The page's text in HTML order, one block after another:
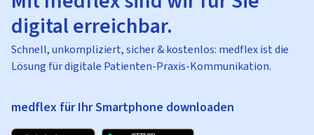
digital erreichbar.
Schnell, unkompliziert, sicher & kostenlos: medflex ist die
Lösung für digitale Patienten-Praxis-Kommunikation.
medflex für Ihr Smartphone downloaden